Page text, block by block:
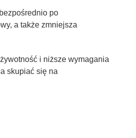
po
a także zmniejsza
i niższe wymagania
skupiać się na